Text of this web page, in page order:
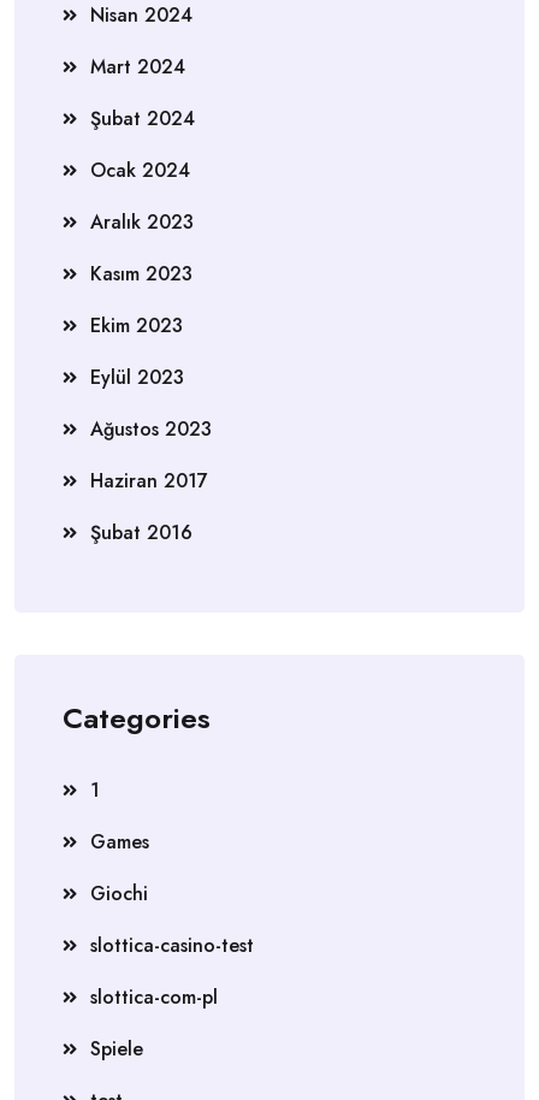
Nisan 2024
Mart 2024
Şubat 2024
Ocak 2024
Aralık 2023
Kasım 2023
Ekim 2023
Eylül 2023
Ağustos 2023
Haziran 2017
Şubat 2016
Categories
1
Games
Giochi
slottica-casino-test
slottica-com-pl
Spiele